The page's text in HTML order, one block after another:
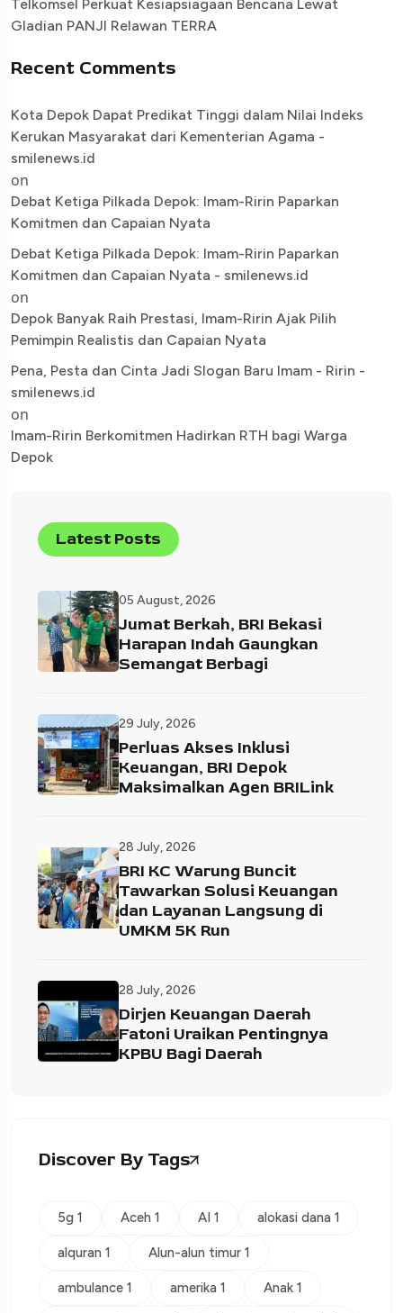
Telkomsel Perkuat Kesiapsiagaan Bencana Lewat
Gladian PANJI Relawan TERRA
Recent Comments
Kota Depok Dapat Predikat Tinggi dalam Nilai Indeks
Kerukan Masyarakat dari Kementerian Agama -
smilenews.id
on
Debat Ketiga Pilkada Depok: Imam-Ririn Paparkan
Komitmen dan Capaian Nyata
Debat Ketiga Pilkada Depok: Imam-Ririn Paparkan
Komitmen dan Capaian Nyata - smilenews.id
on
Depok Banyak Raih Prestasi, Imam-Ririn Ajak Pilih
Pemimpin Realistis dan Capaian Nyata
Pena, Pesta dan Cinta Jadi Slogan Baru Imam - Ririn -
smilenews.id
on
Imam-Ririn Berkomitmen Hadirkan RTH bagi Warga
Depok
Latest Posts
05 August, 2026
Jumat Berkah, BRI Bekasi
Harapan Indah Gaungkan
Semangat Berbagi
29 July, 2026
Perluas Akses Inklusi
Keuangan, BRI Depok
Maksimalkan Agen BRILink
28 July, 2026
BRI KC Warung Buncit
Tawarkan Solusi Keuangan
dan Layanan Langsung di
UMKM 5K Run
28 July, 2026
Dirjen Keuangan Daerah
Fatoni Uraikan Pentingnya
KPBU Bagi Daerah
Discover By Tags
5g 1 Aceh 1 AI 1 alokasi dana 1
alquran 1 Alun-alun timur 1
ambulance 1 amerika 1 Anak 1